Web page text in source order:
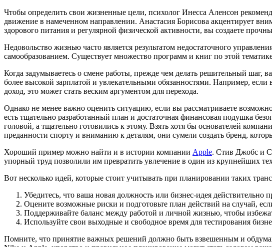
Чтобы определить свои жизненные цели, психолог Инесса Аленсон
движение в намеченном направлении. Анастасия Борисова акцентирует
здорового питания и регулярной физической активности, вы создаете
Недовольство жизнью часто является результатом недостаточного
самообразованием. Существует множество программ и книг по этой
Когда задумываетесь о смене работы, прежде чем делать решительный шаг,
более высокой зарплатой и увлекательными обязанностями. Например,
доход, это может стать веским аргументом для перехода.
Однако не менее важно оценить ситуацию, если вы рассматриваете
есть тщательно разработанный план и достаточная финансовая подушка
головой, а тщательно готовились к этому. Взять хотя бы основателей
преданности спорту и вниманию к деталям, они сумели создать бренд,
Хороший пример можно найти и в истории компании Apple. Стив Джобс и
упорный труд позволили им превратить увлечение в один из крупнейших
Вот несколько идей, которые стоит учитывать при планировании таких
Убедитесь, что ваша новая должность или бизнес-идея
Оцените возможные риски и подготовьте план действий на случай,
Поддерживайте баланс между работой и личной жизнью, чтобы
Используйте свои выходные и свободное время для тестирования
Помните, что принятие важных решений должно быть взвешенным и